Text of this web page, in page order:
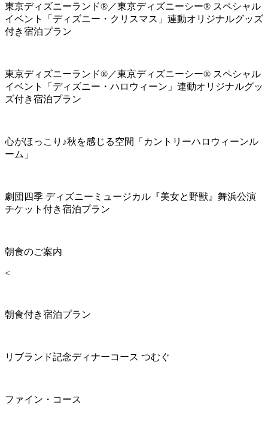
東京ディズニーランド®／東京ディズニーシー® スペシャル
イベント「ディズニー・クリスマス」連動オリジナルグッズ
付き宿泊プラン
東京ディズニーランド®／東京ディズニーシー® スペシャル
イベント「ディズニー・ハロウィーン」連動オリジナルグッ
ズ付き宿泊プラン
心がほっこり♪秋を感じる空間「カントリーハロウィーンル
ーム」
劇団四季 ディズニーミュージカル『美女と野獣』舞浜公演
チケット付き宿泊プラン
朝食のご案内
<
朝食付き宿泊プラン
リブランド記念ディナーコース つむぐ
ファイン・コース